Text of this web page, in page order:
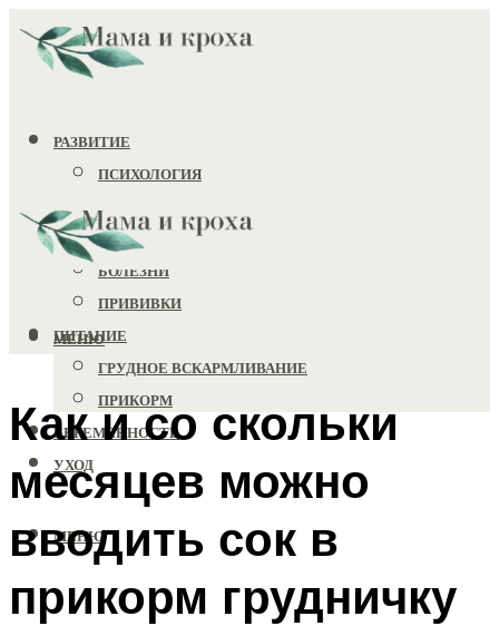
РАЗВИТИЕ
ПСИХОЛОГИЯ
ИГРУШКИ
ЗДОРОВЬЕ
БОЛЕЗНИ
ПРИВИВКИ
ПИТАНИЕ
ГРУДНОЕ ВСКАРМЛИВАНИЕ
ПРИКОРМ
БЕРЕМЕННОСТЬ
УХОД
МЕНЮ
МЕНЮ
Как и со скольки
месяцев можно
вводить сок в
прикорм грудничку